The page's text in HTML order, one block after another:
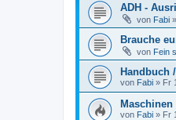
ADH -
von Fabi »
Brauche
von Fein
Handbuch
von Fabi » Fr
Maschinen
von Fabi » Fr